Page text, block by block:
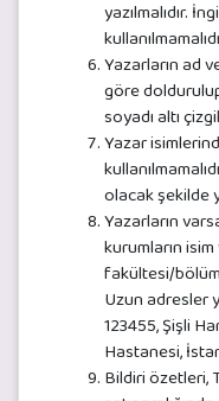
yazılmalıdır.
Yazarların ad
göre
soyadı altı
Yazar
olacak şekilde
Yazarların
kurumların
fakültesi/
Uzun adresler
123455, Şişli
Hastanesi,
Bildiri özetleri,